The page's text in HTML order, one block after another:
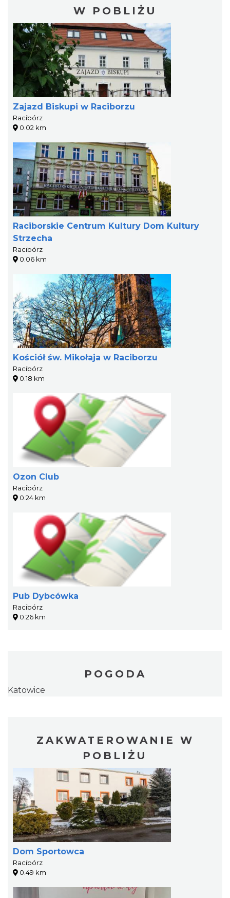
W POBLIŻU
Zajazd Biskupi w Raciborzu
Racibórz
0.02 km
Raciborskie Centrum Kultury Dom Kultury
Strzecha
Racibórz
0.06 km
Kościół św. Mikołaja w Raciborzu
Racibórz
0.18 km
Ozon Club
Racibórz
0.24 km
Pub Dybcówka
Racibórz
0.26 km
POGODA
Katowice
ZAKWATEROWANIE W
POBLIŻU
Dom Sportowca
Racibórz
0.49 km